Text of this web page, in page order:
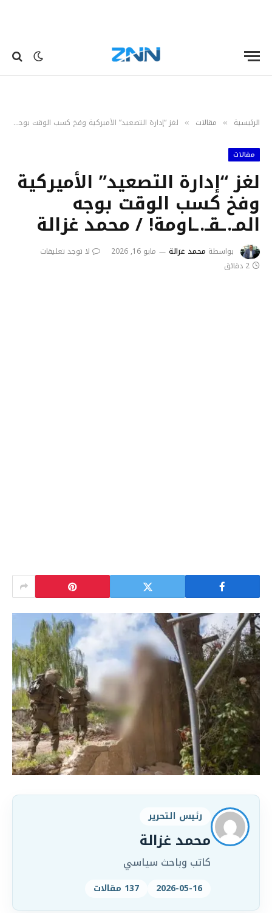
الرئيسية » مقالات » لغز “إدارة التصعيد” الأميركية وفخ كسب الوقت بوجه المـ.ـقـ.ـاومة! / محمد غزالة
مقالات
لغز “إدارة التصعيد” الأميركية
وفخ كسب الوقت بوجه
المـ.ـقـ.ـاومة! / محمد غزالة
بواسطة محمد غزالة مايو 16, 2026
لا توجد تعليقات
2 دقائق
رئيس التحرير
محمد غزالة
كاتب وباحث سياسي
2026-05-16 137 مقالات